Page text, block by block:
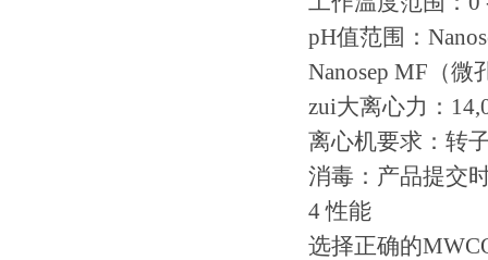
pH值范围：
Nanosep MF（微
zui大离心力：
离心机要求：转
消毒：产品提交
4 性能
选择正确的